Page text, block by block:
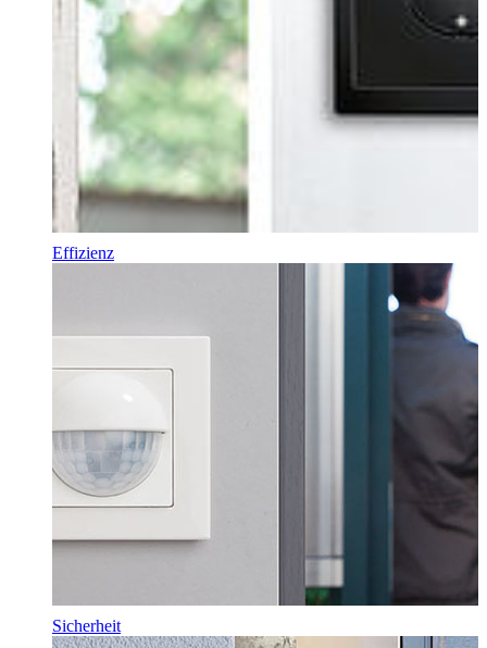
Effizienz
Sicherheit